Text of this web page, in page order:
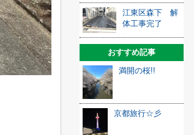
江東区森下 解
体工事完了
おすすめ記事
満開の桜!!
京都旅行☆彡